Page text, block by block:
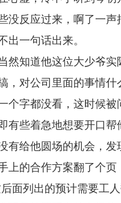
没反应过来，啊了一声
出一句话出来。
然知道他这位大少爷实
，对公司里面的事情什
个字都没看，这时候被
有些着急地想要开口帮
有给他圆场的机会，发
上的合作方案翻了个页
面列出的预计需要工